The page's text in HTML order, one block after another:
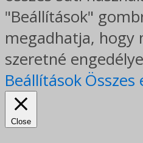
"Beállítások"
megadhatja, hogy
szeretné
Beállítások Összes
Close